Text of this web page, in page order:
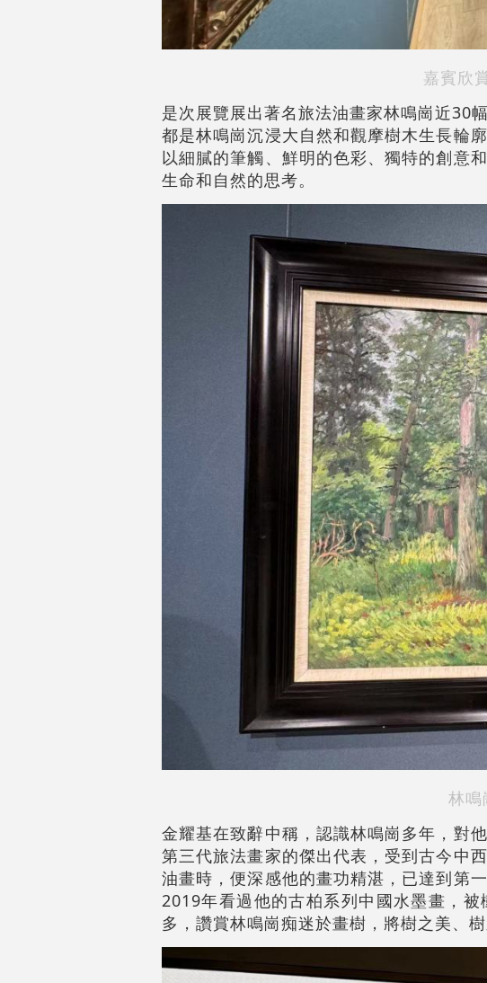
嘉賓欣
是次展覽展出著名旅法油畫家林鳴崗近30
都是林鳴崗沉浸大自然和觀摩樹木生長輪
以細膩的筆觸、鮮明的色彩、獨特的創意
生命和自然的思考。
林鳴
金耀基在致辭中稱，認識林鳴崗多年，對
第三代旅法畫家的傑出代表，受到古今中
油畫時，便深感他的畫功精湛，已達到第
2019年看過他的古柏系列中國水墨畫，
多，讚賞林鳴崗痴迷於畫樹，將樹之美、